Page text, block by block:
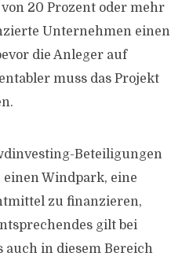
20 Prozent oder mehr
Unternehmen einen
die Anleger auf
muss das Projekt
Beteiligungen
Windpark, eine
zu finanzieren,
gilt bei
auch in diesem Bereich